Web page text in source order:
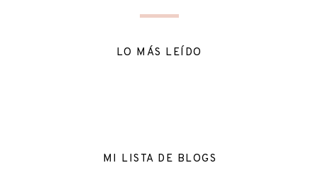
LO MÁS LEÍDO
MI LISTA DE BLOGS